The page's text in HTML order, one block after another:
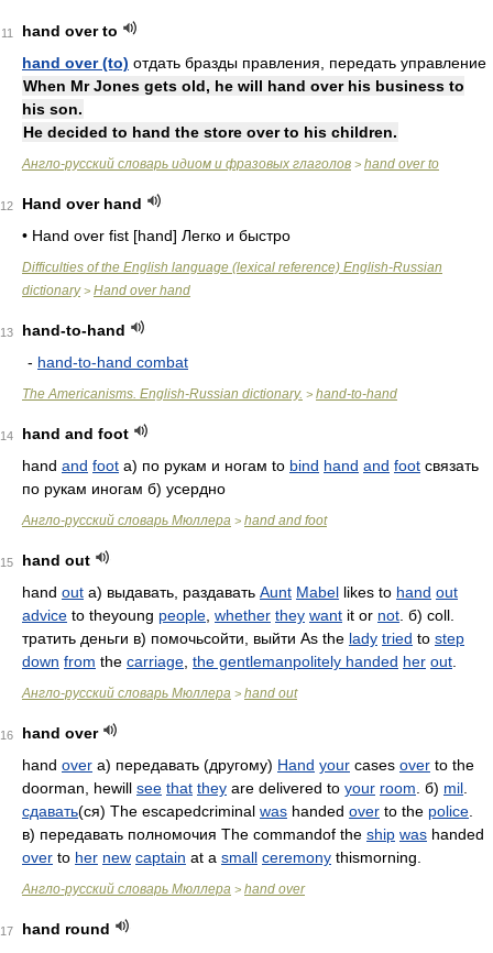
11
hand over to
hand over (to) отдать бразды правления, передать управление
When Mr Jones gets old, he will hand over his business to
his son.
He decided to hand the store over to his children.
Англо-русский словарь идиом и фразовых глаголов > hand over to
12
Hand over hand
• Hand over fist [hand] Легко и быстро
Difficulties of the English language (lexical reference) English-Russian
dictionary> Hand over hand
13
hand-to-hand
- hand-to-hand combat
The Americanisms. English-Russian dictionary. > hand-to-hand
14
hand and foot
hand and foot а) по рукам и ногам to bind hand and foot связать
по рукам иногам б) усердно
Англо-русский словарь Мюллера > hand and foot
15
hand out
hand out а) выдавать, раздавать Aunt Mabel likes to hand out
advice to theyoung people whether they want it or not . б) coll.
тратить деньги в) помочьсойти, выйти As the lady tried to step
down from the carriage the gentlemanpolitely handed her out
Англо-русский словарь Мюллера > hand out
16
hand over
hand over а) передавать (другому) Hand your cases over to the
doorman, hewill see that they are delivered to your room . б) mil
сдавать(ся) The escapedcriminal was handed over to the police
в) передавать полномочия The commandof the ship was handed
over to her new captain at a small ceremony thismorning.
Англо-русский словарь Мюллера > hand over
17
hand round